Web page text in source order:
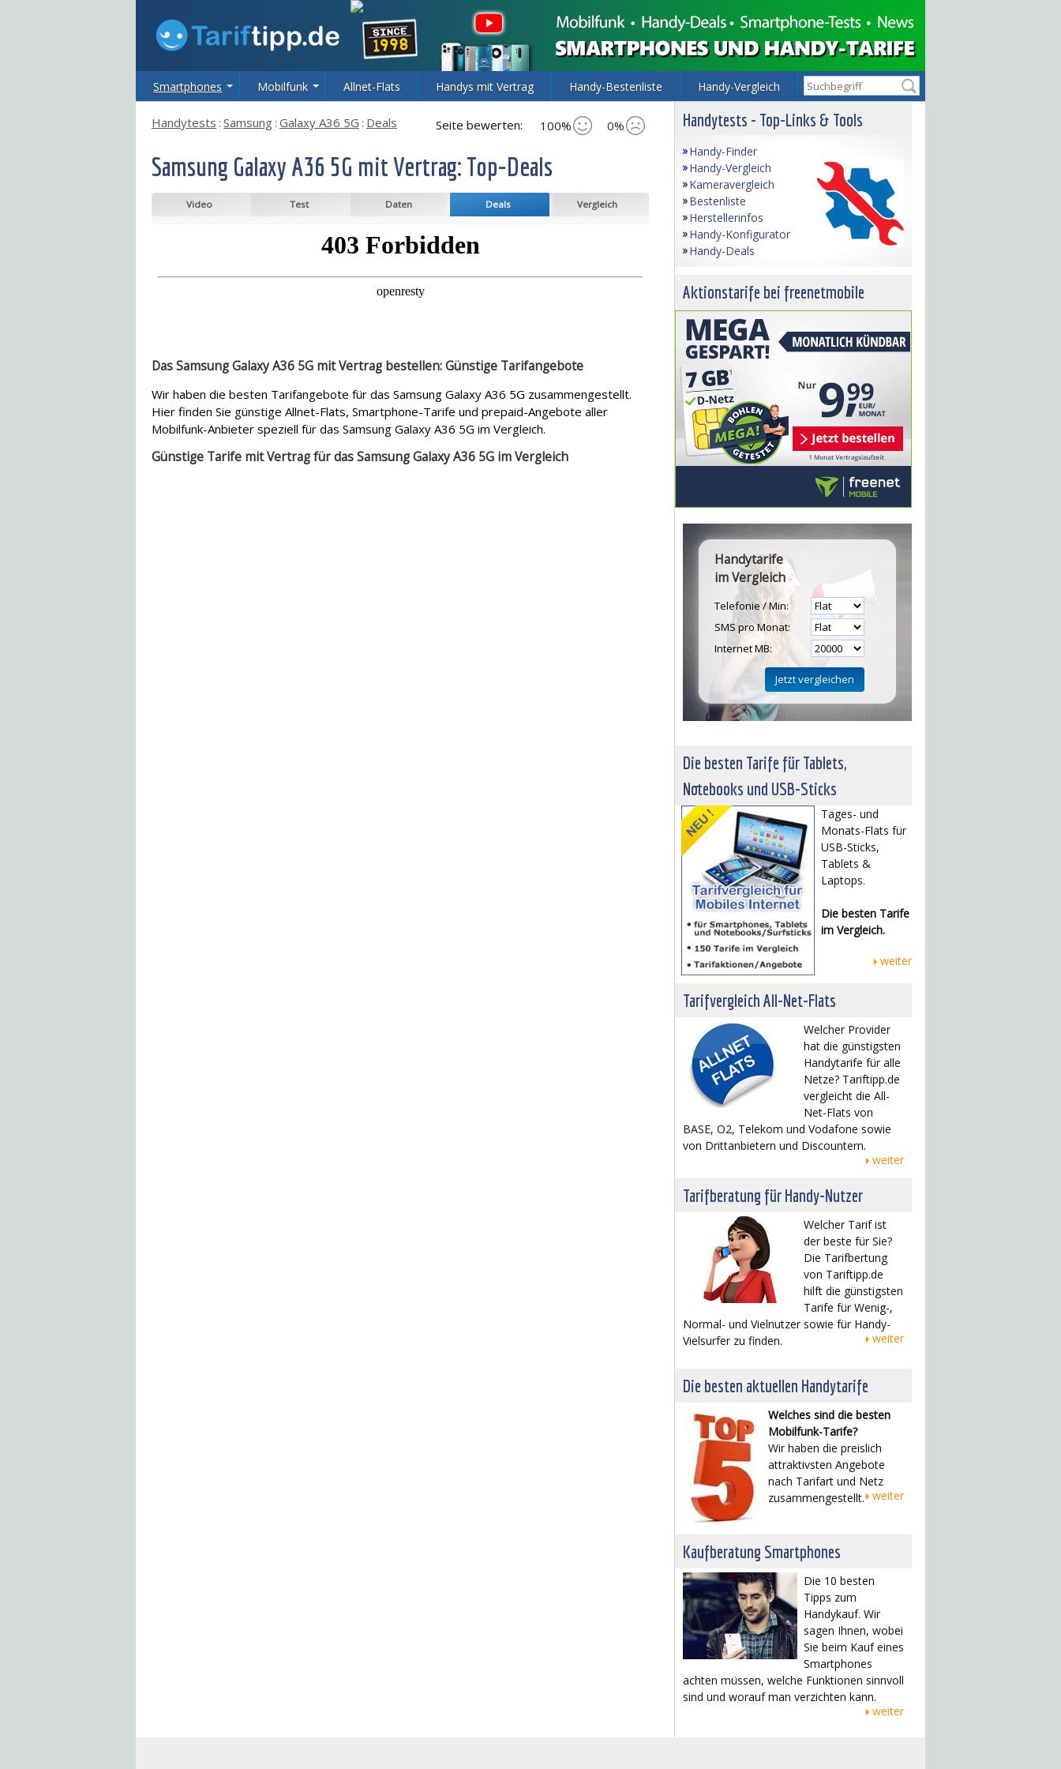
Smartphones Mobilfunk Allnet-Flats Handys mit Vertrag Handy-Bestenliste Handy-Vergleich
Seite bewerten: 100% 0%
Handytests : Samsung : Galaxy A36 5G : Deals
Samsung Galaxy A36 5G mit Vertrag: Top-Deals
Video Test Daten Deals Vergleich
Das Samsung Galaxy A36 5G mit Vertrag bestellen: Günstige Tarifangebote
Wir haben die besten Tarifangebote für das Samsung Galaxy A36 5G zusammengestellt.
Hier finden Sie günstige Allnet-Flats, Smartphone-Tarife und prepaid-Angebote aller
Mobilfunk-Anbieter speziell für das Samsung Galaxy A36 5G im Vergleich.
Günstige Tarife mit Vertrag für das Samsung Galaxy A36 5G im Vergleich
Handytests - Top-Links & Tools
Handy-Finder
Handy-Vergleich
Kameravergleich
Bestenliste
Herstellerinfos
Handy-Konfigurator
Handy-Deals
Aktionstarife bei freenetmobile
Handytarife
im Vergleich
Telefonie / Min:
SMS pro Monat:
Internet MB:
Die besten Tarife für Tablets,
Notebooks und USB-Sticks
Tages- und
Monats-Flats für
USB-Sticks,
Tablets &
Laptops.
Die besten Tarife
im Vergleich.
weiter
Tarifvergleich All-Net-Flats
Welcher Provider
hat die günstigsten
Handytarife für alle
Netze? Tariftipp.de
vergleicht die All-
Net-Flats von
BASE, O2, Telekom und Vodafone sowie
von Drittanbietern und Discountern.
weiter
Tarifberatung für Handy-Nutzer
Welcher Tarif ist
der beste für Sie?
Die Tarifbertung
von Tariftipp.de
hilft die günstigsten
Tarife für Wenig-,
Normal- und Vielnutzer sowie für Handy-
Vielsurfer zu finden.
weiter
Die besten aktuellen Handytarife
Welches sind die besten
Mobilfunk-Tarife?
Wir haben die preislich
attraktivsten Angebote
nach Tarifart und Netz
zusammengestellt. weiter
Kaufberatung Smartphones
Die 10 besten
Tipps zum
Handykauf. Wir
sagen Ihnen, wobei
Sie beim Kauf eines
Smartphones
achten müssen, welche Funktionen sinnvoll
sind und worauf man verzichten kann.
weiter